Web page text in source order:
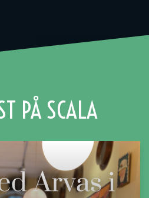
PÅ SCALA